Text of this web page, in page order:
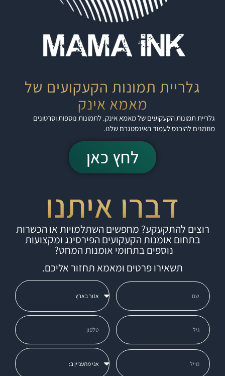
גלריית תמונות הקעקועים של
מאמא אינק
גלריית תמונות הקעקועים של מאמא אינק. לתמונות נוספות וסרטונים
מוזמנים להיכנס לעמוד האינסטגרם שלנו.
לחץ כאן
דברו איתנו
רוצים להתקעקע? מחפשים השתלמויות או הכשרות
בתחום אומנות הקעקועים הפירסינג ומקצועות
נוספים בתחומי אומנות המחט?
תשאירו פרטים ומאמא תחזור אליכם.